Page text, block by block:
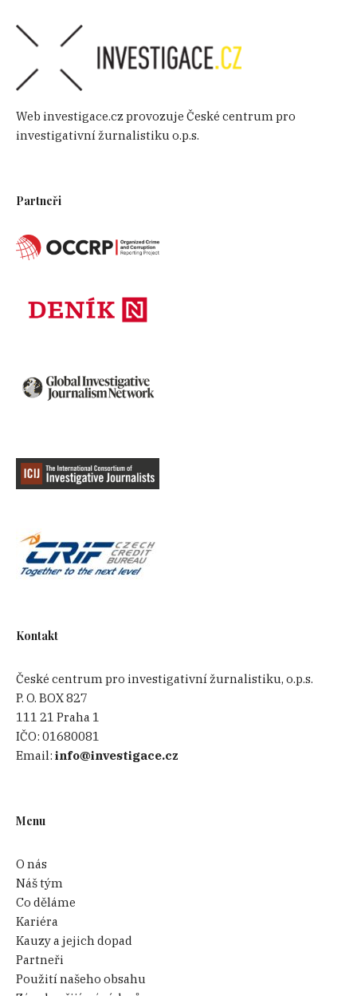
Web investigace.cz provozuje České centrum pro
investigativní žurnalistiku o.p.s.
Partneři
Kontakt
České centrum pro investigativní žurnalistiku, o.p.s.
P. O. BOX 827
111 21 Praha 1
IČO:01680081
Email:info@investigace.cz
Menu
O nás
Náš tým
Co děláme
Kariéra
Kauzy a jejich dopad
Partneři
Použití našeho obsahu